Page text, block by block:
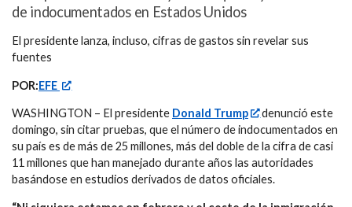
de indocumentados en Estados Unidos
El presidente lanza, incluso, cifras de gastos sin revelar sus
fuentes
POR:EFE
WASHINGTON – El presidente Donald Trump
denunció este
domingo, sin citar pruebas, que el número de indocumentados en
su país es de más de 25 millones, más del doble de la cifra de casi
11 millones que han manejado durante años las autoridades
basándose en estudios derivados de datos oficiales.